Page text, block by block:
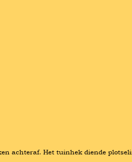
achteraf. Het tuinhek diende